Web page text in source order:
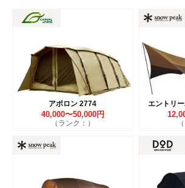
アポロン 2774
40,000〜50,000円
（ランク：）
エントリ